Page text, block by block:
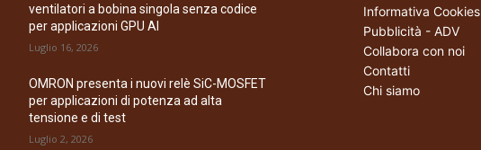
ventilatori a bobina singola senza codice
per applicazioni GPU AI
Luglio 16, 2026
OMRON presenta i nuovi relè SiC-MOSFET
per applicazioni di potenza ad alta
tensione e di test
Luglio 2, 2026
Informativa Cookies
Pubblicità - ADV
Collabora con noi
Contatti
Chi siamo